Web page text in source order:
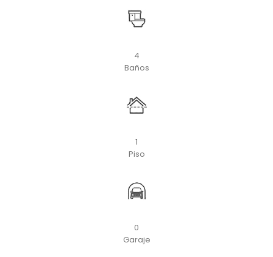
4
Baños
1
Piso
0
Garaje